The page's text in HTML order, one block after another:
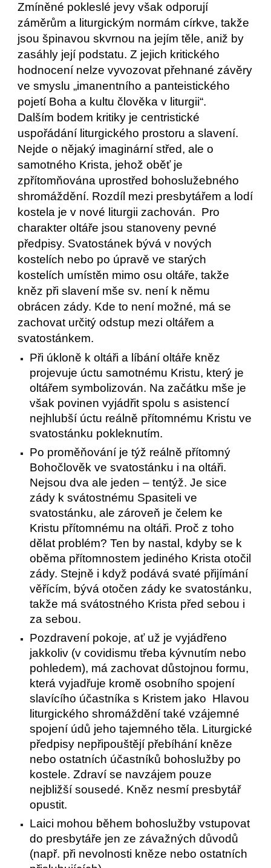
Zmíněné pokleslé jevy však odporují
záměrům a liturgickým normám církve, takže
jsou špinavou skvrnou na jejím těle, aniž by
zasáhly její podstatu. Z jejich kritického
hodnocení nelze vyvozovat přehnané závěry
ve smyslu „imanentního a panteistického
pojetí Boha a kultu člověka v liturgii“.
Dalším bodem kritiky je centristické
uspořádání liturgického prostoru a slavení.
Nejde o nějaký imaginární střed, ale o
samotného Krista, jehož oběť je
zpřítomňována uprostřed bohoslužebného
shromáždění. Rozdíl mezi presbytářem a lodí
kostela je v nové liturgii zachován. Pro
charakter oltáře jsou stanoveny pevné
předpisy. Svatostánek bývá v nových
kostelích nebo po úpravě ve starých
kostelích umístěn mimo osu oltáře, takže
kněz při slavení mše sv. není k němu
obrácen zády. Kde to není možné, má se
zachovat určitý odstup mezi oltářem a
svatostánkem.
Při úkloně k oltáři a líbání oltáře kněz
projevuje úctu samotnému Kristu, který je
oltářem symbolizován. Na začátku mše je
však povinen vyjádřit spolu s asistencí
nejhlubší úctu reálně přítomnému Kristu ve
svatostánku pokleknutím.
Po proměňování je týž reálně přítomný
Bohočlověk ve svatostánku i na oltáři.
Nejsou dva ale jeden – tentýž. Je sice
zády k svátostnému Spasiteli ve
svatostánku, ale zároveň je čelem ke
Kristu přítomnému na oltáři. Proč z toho
dělat problém? Ten by nastal, kdyby se k
oběma přítomnostem jediného Krista otočil
zády. Stejně i když podává svaté přijímání
věřícím, bývá otočen zády ke svatostánku,
takže má svátostného Krista před sebou i
za sebou.
Pozdravení pokoje, ať už je vyjádřeno
jakkoliv (v covidismu třeba kývnutím nebo
pohledem), má zachovat důstojnou formu,
která vyjadřuje kromě osobního spojení
slavícího účastníka s Kristem jako Hlavou
liturgického shromáždění také vzájemné
spojení údů jeho tajemného těla. Liturgické
předpisy nepřipouštějí přebíhání kněze
nebo ostatních účastníků bohoslužby po
kostele. Zdraví se navzájem pouze
nejbližší sousedé. Kněz nesmí presbytář
opustit.
Laici mohou během bohoslužby vstupovat
do presbytáře jen ze závažných důvodů
(např. při nevolnosti kněze nebo ostatních